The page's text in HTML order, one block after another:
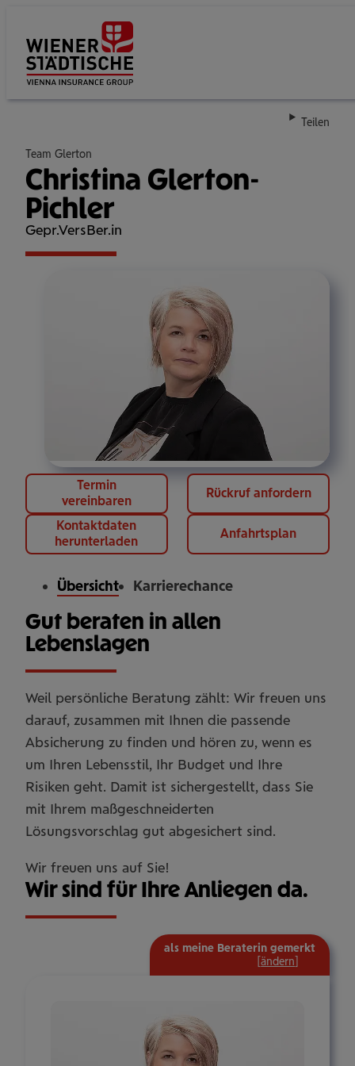
Teilen
Team Glerton
Christina Glerton-
Pichler
Gepr.VersBer.in
Termin
vereinbaren
Rückruf anfordern
Kontaktdaten
herunterladen
Anfahrtsplan
Übersicht Karrierechance
Gut beraten in allen
Lebenslagen
Weil persönliche Beratung zählt: Wir freuen uns
darauf, zusammen mit Ihnen die passende
Absicherung zu finden und hören zu, wenn es
um Ihren Lebensstil, Ihr Budget und Ihre
Risiken geht. Damit ist sichergestellt, dass Sie
mit Ihrem maßgeschneiderten
Lösungsvorschlag gut abgesichert sind.
Wir freuen uns auf Sie!
Wir sind für Ihre Anliegen da.
als meine Beraterin gemerkt
[ändern